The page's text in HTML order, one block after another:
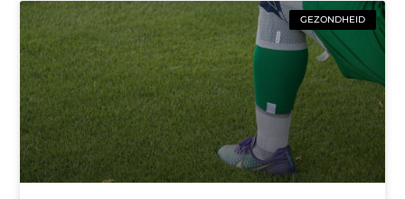
GEZONDHEID